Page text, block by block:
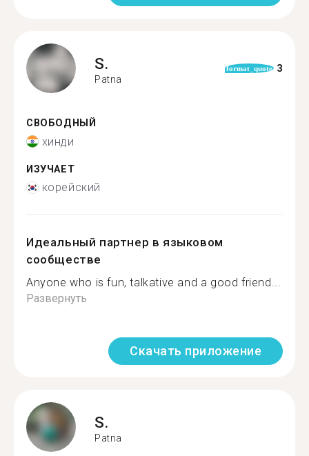
S.
Patna
format_quote 3
СВОБОДНЫЙ
хинди
ИЗУЧАЕТ
корейский
Идеальный партнер в языковом
сообществе
Anyone who is fun, talkative and a good friend...
Развернуть
Скачать приложение
S.
Patna